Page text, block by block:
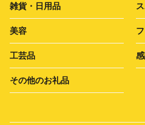
雑貨・日用品
美容
工芸品
その他のお礼品